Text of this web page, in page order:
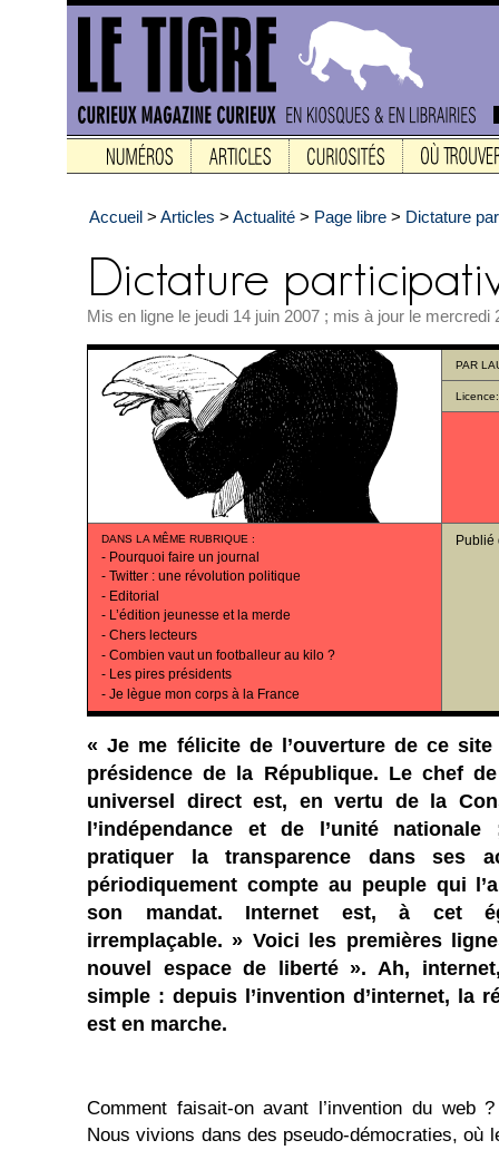
Accueil > Articles > Actualité > Page libre > Dictature
Mis en ligne le jeudi 14 juin 2007 ; mis à jour le mercredi
PAR
DANS LA MÊME RUBRIQUE :
- Pourquoi faire un journal
- Twitter : une révolution politique
- Editorial
- L’édition jeunesse et la merde
- Chers lecteurs
- Combien vaut un footballeur au kilo ?
- Les pires présidents
- Je lègue mon corps à la France
« Je me félicite de l’ouverture de ce
présidence de la République. Le chef
universel direct est, en vertu de la
l’indépendance et de l’unité
pratiquer la transparence dans ses
périodiquement compte au peuple qui
son mandat. Internet est, à cet
irremplaçable. » Voici les premières
nouvel espace de liberté ». Ah,
simple : depuis l’invention d’internet, la
est en marche.
Comment faisait-on avant l’invention du web
Nous vivions dans des pseudo-démocraties, où